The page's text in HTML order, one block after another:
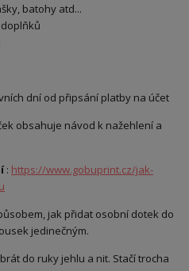
batohy atd...
dní od připsání platby na účet
obsahuje návod k nažehlení a
: https://www.gobuprint.cz/jak-
jak přidat osobní dotek do
jedinečným.
do ruky jehlu a nit. Stačí trocha